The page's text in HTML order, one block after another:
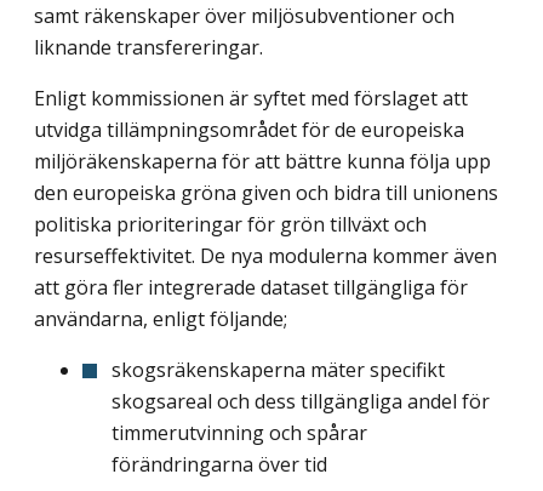
samt räkenskaper över miljösubventioner och
liknande transfereringar.
Enligt kommissionen är syftet med förslaget att
utvidga tillämpningsområdet för de europeiska
miljöräkenskaperna för att bättre kunna följa upp
den europeiska gröna given och bidra till unionens
politiska prioriteringar för grön tillväxt och
resurseffektivitet. De nya modulerna kommer även
att göra fler integrerade dataset tillgängliga för
användarna, enligt följande;
skogsräkenskaperna mäter specifikt
skogsareal och dess tillgängliga andel för
timmerutvinning och spårar
förändringarna över tid